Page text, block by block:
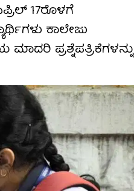
17ರೊಳಗೆ
ಕಾಲೇಜು
ಪ್ರಶ್ನೆಪತ್ರಿಕೆಗಳನ್ನು